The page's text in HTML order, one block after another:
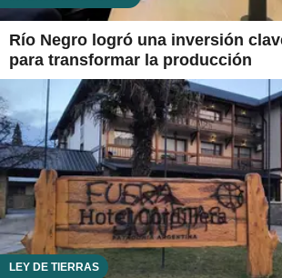
Río Negro logró una inversión
para transformar la producción
LEY DE TIERRAS